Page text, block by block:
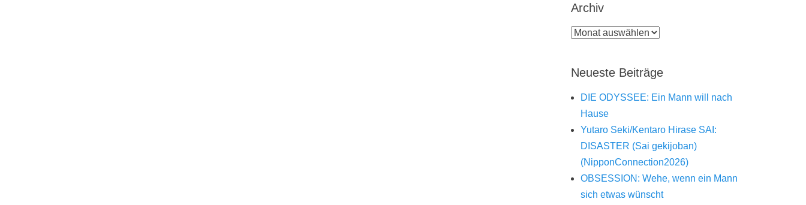
Archiv
Archiv
Neueste Beiträge
DIE ODYSSEE: Ein Mann will nach
Hause
Yutaro Seki/Kentaro Hirase SAI:
DISASTER (Sai gekijoban)
(NipponConnection2026)
OBSESSION: Wehe, wenn ein Mann
sich etwas wünscht